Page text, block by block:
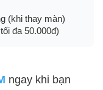
(khi thay màn)
đa 50.000đ)
ngay khi bạn